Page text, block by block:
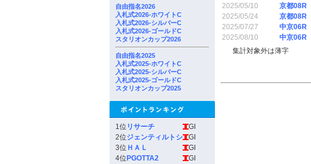
自由指名2026
入札式2026-ホワイトC
入札式2026-シルバーC
入札式2026-ゴールドC
スタリオンカップ2026
自由指名2025
入札式2025-ホワイトC
入札式2025-シルバーC
入札式2025-ゴールドC
スタリオンカップ2025
1位 リサーチ
GI
2位ジェンティルトシ
GI
3位 ＨＡＬ
GI
4位 PGOTTA2
GI
2025/05/10
京都08R
2025/05/24
京都08R
2025/07/27
中京06R
2025/08/10
中京06R
集計対象外は薄字